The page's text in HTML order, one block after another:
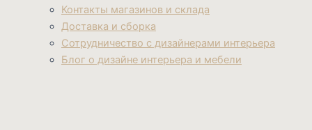
Контакты магазинов и склада
Доставка и сборка
Сотрудничество с дизайнерами интерьера
Блог о дизайне интерьера и мебели